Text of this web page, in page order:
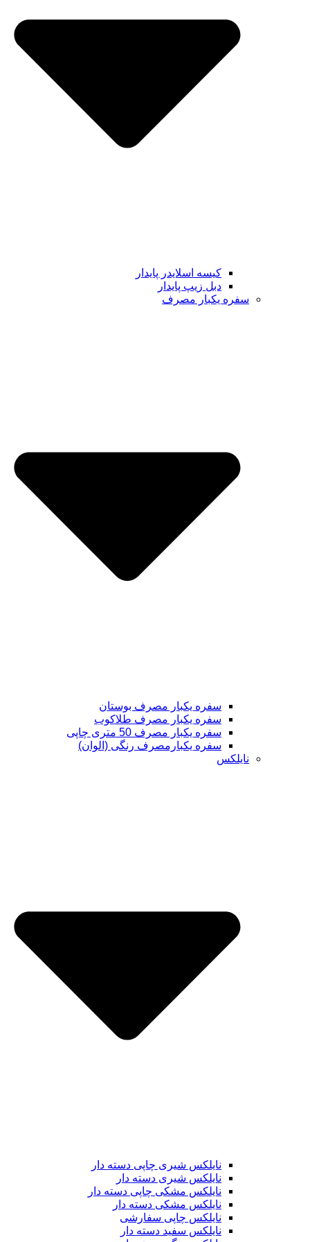
کیسه اسلایدر پایدار
دبل زیپ پایدار
سفره یکبار مصرف
سفره یکبار مصرف بوستان
سفره یکبار مصرف طلاکوب
سفره یکبار مصرف 50 متری چاپی
سفره یکبارمصرف رنگی (الوان)
نایلکس
نایلکس شیری چاپی دسته دار
نایلکس شیری دسته دار
نایلکس مشکی چاپی دسته دار
نایلکس مشکی دسته دار
نایلکس چاپی سفارشی
نایلکس سفید دسته دار